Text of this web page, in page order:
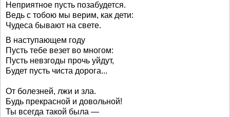
Неприятное пусть позабудется.
Ведь с тобою мы верим, как дети:
Чудеса бывают на свете.
В наступающем году
Пусть тебе везет во многом:
Пусть невзгоды прочь уйдут,
Будет пусть чиста дорога...
От болезней, лжи и зла.
Будь прекрасной и довольной!
Ты всегда такой была —